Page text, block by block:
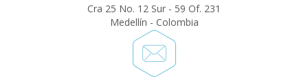
Cra 25 No. 12 Sur - 59 Of. 231
Medellín - Colombia